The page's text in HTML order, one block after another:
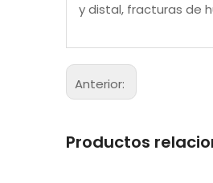
y distal, fracturas de
Anterior:
Productos